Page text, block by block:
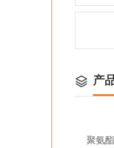
产
聚氨